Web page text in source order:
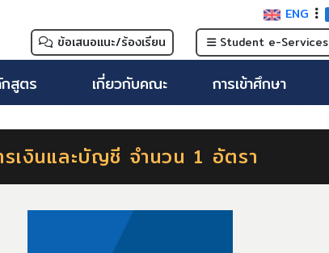
ENG
ข้อเสนอแนะ/ร้องเรียน Student e-Services
สูตร เกี่ยวกับคณะ การเข้าศึกษา
เงินและบัญชี จำนวน 1 อัตรา